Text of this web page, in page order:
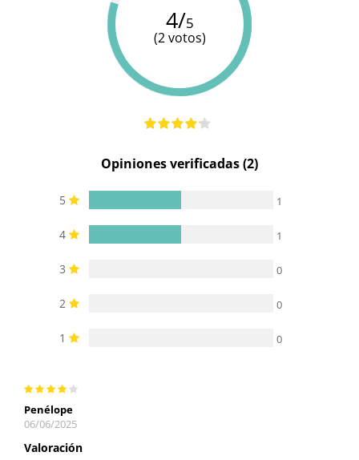
4/5
(2 votos)
Opiniones verificadas (2)
5 1
4 1
3 0
2 0
1 0
Penélope
06/06/2025
Valoración